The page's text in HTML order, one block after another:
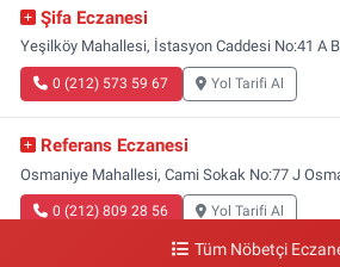
Şifa Eczanesi
Yeşilköy Mahallesi, İstasyon Caddesi No:41 A
0 (212) 573 59 67 Yol Tarifi Al
Referans Eczanesi
Osmaniye Mahallesi, Cami Sokak No:77 J
0 (212) 809 28 56 Yol Tarifi Al
Tüm Nöbetçi